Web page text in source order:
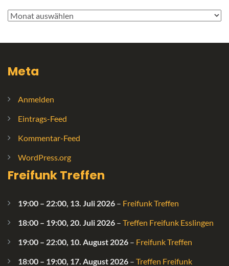
Archive
Meta
Anmelden
Eintrags-Feed
Kommentar-Feed
WordPress.org
Freifunk Treffen
19:00 – 22:00, 13. Juli 2026 – Freifunk Treffen
18:00 – 19:00, 20. Juli 2026 – Treffen Freifunk Esslingen
19:00 – 22:00, 10. August 2026 – Freifunk Treffen
18:00 – 19:00, 17. August 2026 – Treffen Freifunk